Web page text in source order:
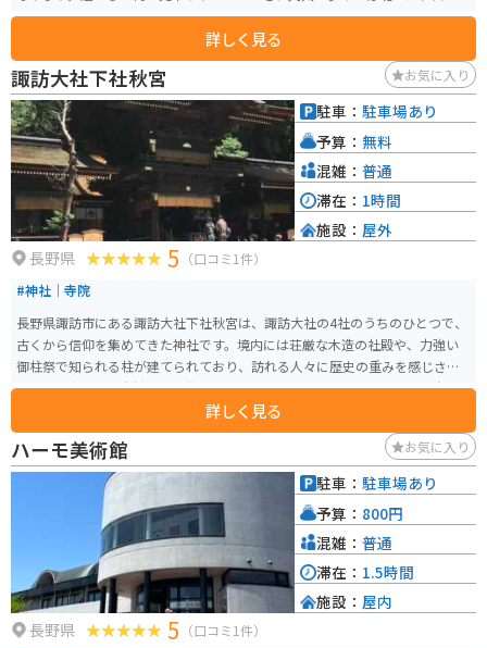
が一望できます。
詳しく見る
諏訪大社下社秋宮 お気に入り
長野県 5 （口コミ1件）
#神社｜寺院
長野県諏訪市にある諏訪大社下社秋宮は、諏訪大社の4社のうちのひとつで、
古くから信仰を集めてきた神社です。境内には荘厳な木造の社殿や、力強い
御柱祭で知られる柱が建てられており、訪れる人々に歴史の重みを感じさせ
ます。秋宮周辺は自然豊かで散策にも最適です。 バイクでのアクセスも便利
で、近隣には駐車場も完備。四季折々の風景を楽しみながらのツーリングに
もぴったりです。また、秋宮近辺には信州名物のそば屋や温泉施設もあり、
観光の合間にグルメやリラックスも楽しめます。ぜひ歴史と自然が調和する
諏訪大社下社秋宮を訪れてください。
詳しく見る
駐車： 駐車場あり
予算： 無料
混雑： 普通
滞在： 1時間
施設： 屋外
ハーモ美術館 お気に入り
長野県 5 （口コミ1件）
駐車： 駐車場あり
予算： 800円
混雑： 普通
滞在： 1.5時間
施設： 屋内